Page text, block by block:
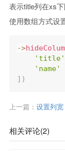
）
表示title列在xs
使用数组方式设
->
'title'
'name'
] )
上一篇： 设置列宽
相关评论(2)